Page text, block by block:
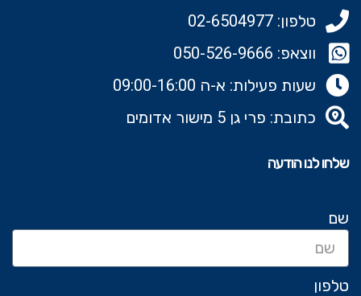
טלפון: 02-6504977
ווצאפ: 050-526-9666‬
שעות פעילות: א-ה 09:00-16:00
כתובת: פרי גן 5 מישור אדומים
שלחו לנו הודעה
שם
טלפון